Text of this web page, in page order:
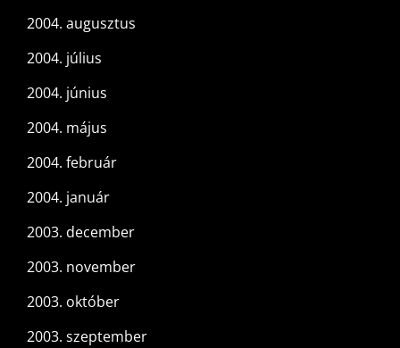
2004. augusztus
2004. július
2004. június
2004. május
2004. február
2004. január
2003. december
2003. november
2003. október
2003. szeptember